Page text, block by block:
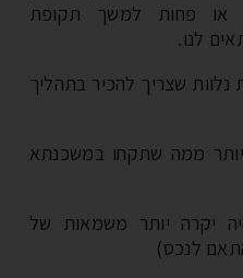
פחות למשך תקופת
שצריך להכיר בתהליך
שתקחו במשכנתא
יותר משמאות של